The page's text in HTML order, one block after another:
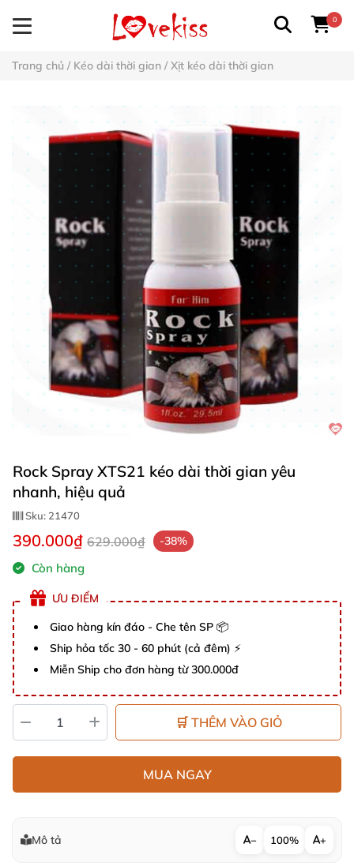
0
Trang chủ / Kéo dài thời gian / Xịt kéo dài thời gian
Rock Spray XTS21 kéo dài thời gian yêu
nhanh, hiệu quả
Sku: 21470
390.000₫ 629.000₫ -38%
Còn hàng
ƯU ĐIỂM
Giao hàng kín đáo - Che tên SP 📦
Ship hỏa tốc 30 - 60 phút (cả đêm) ⚡
Miễn Ship cho đơn hàng từ 300.000đ
🛒 THÊM VÀO GIỎ
MUA NGAY
Mô tả − 100% +